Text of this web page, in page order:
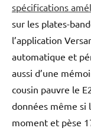
spécifications
sur les plates-
l’application
automatique et
aussi d’une
cousin pauvre le
données même si
moment et pèse